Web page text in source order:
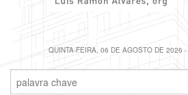
QUINTA-FEIRA, 06 DE AGOSTO DE 2026